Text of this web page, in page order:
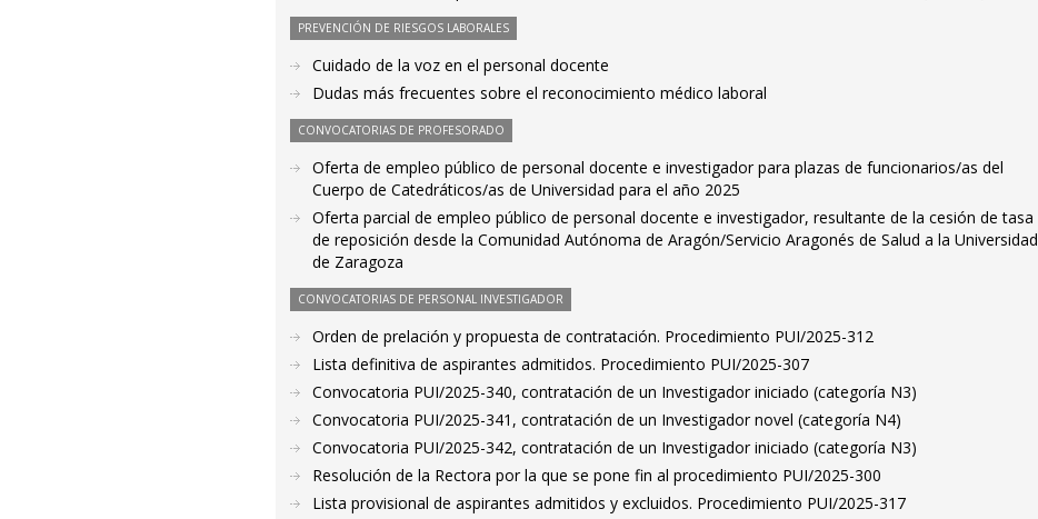
PREVENCIÓN DE RIESGOS LABORALES
Cuidado de la voz en el personal docente
Dudas más frecuentes sobre el reconocimiento médico laboral
CONVOCATORIAS DE PROFESORADO
Oferta de empleo público de personal docente e investigador para plazas de funcionarios/as del
Cuerpo de Catedráticos/as de Universidad para el año 2025
Oferta parcial de empleo público de personal docente e investigador, resultante de la cesión de tasa
de reposición desde la Comunidad Autónoma de Aragón/Servicio Aragonés de Salud a la Universidad
de Zaragoza
CONVOCATORIAS DE PERSONAL INVESTIGADOR
Orden de prelación y propuesta de contratación. Procedimiento PUI/2025-312
Lista definitiva de aspirantes admitidos. Procedimiento PUI/2025-307
Convocatoria PUI/2025-340, contratación de un Investigador iniciado (categoría N3)
Convocatoria PUI/2025-341, contratación de un Investigador novel (categoría N4)
Convocatoria PUI/2025-342, contratación de un Investigador iniciado (categoría N3)
Resolución de la Rectora por la que se pone fin al procedimiento PUI/2025-300
Lista provisional de aspirantes admitidos y excluidos. Procedimiento PUI/2025-317